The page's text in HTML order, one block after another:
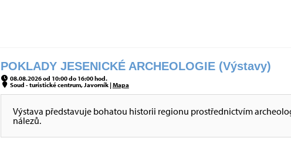
POKLADY JESENICKÉ ARCHEOLOGIE (Výstavy)
08.08.2026 od 10:00 do 16:00 hod.
Soud - turistické centrum, Javorník |Mapa
Výstava představuje bohatou historii regionu prostřednictvím
nálezů.